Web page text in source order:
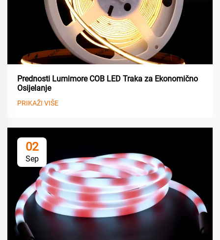
Prednosti Lumimore COB LED Traka za Ekonomično
Osijelanje
PRIKAŽI VIŠE
02
Sep